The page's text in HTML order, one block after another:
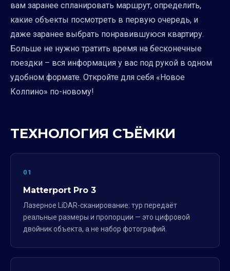
вам заранее спланировать маршрут, определить,
какие объекты посмотреть в первую очередь, и
даже заранее выбрать понравившуюся квартиру.
Больше не нужно тратить время на бесконечные
поездки – вся информация у вас под рукой в одном
удобном формате. Откройте для себя «Новое
Колпино» по-новому!
ТЕХНОЛОГИЯ СЪЁМКИ
01
Matterport Pro 3
Лазерное LiDAR-сканирование: тур передаёт
реальные размеры и пропорции — это цифровой
двойник объекта, а не набор фотографий.